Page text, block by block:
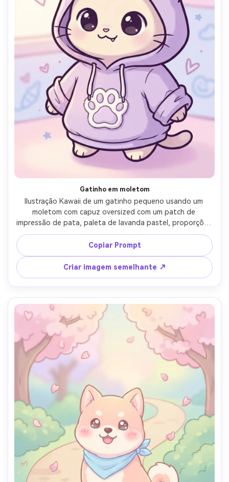
Gatinho em moletom
Ilustração Kawaii de um gatinho pequeno usando um
moletom com capuz oversized com um patch de
impressão de pata, paleta de lavanda pastel, proporções
arredondadas de chibi, arte de linha grossa,
sombreamento suave, sorriso minúsculo do dente, fundo
mínimo com corações rabiscados, vibração moderna
bonita de roupa de rua, lente de 85mm, profundidade de
campo rasa, iluminação cinematográfica suave-AR 4:5
Copiar Prompt
Criar imagem semelhante ↗